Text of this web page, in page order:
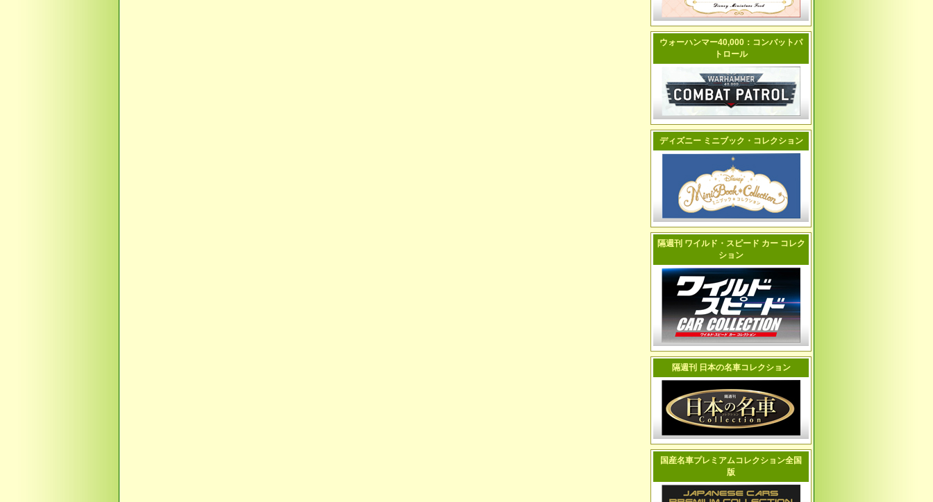
ウォーハンマー40,000：コンバットパ
トロール
ディズニー ミニブック・コレクション
隔週刊 ワイルド・スピード カー コレク
ション
隔週刊 日本の名車コレクション
国産名車プレミアムコレクション全国
版